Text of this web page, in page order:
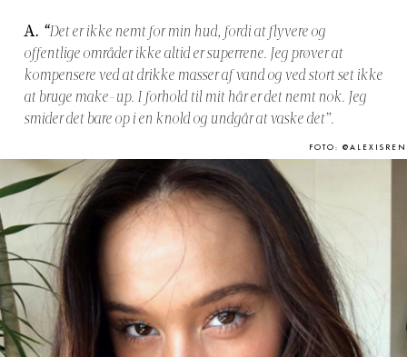
A. “Det er ikke nemt for min hud, fordi at flyvere og
offentlige områder ikke altid er superrene. Jeg prøver at
kompensere ved at drikke masser af vand og ved stort set ikke
at bruge make-up. I forhold til mit hår er det nemt nok. Jeg
smider det bare op i en knold og undgår at vaske det”.
FOTO: @ALEXISREN